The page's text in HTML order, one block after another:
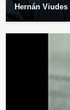
Hernán Viudes